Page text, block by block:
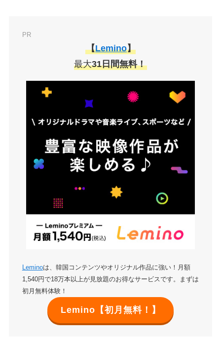
PR
【Lemino】
最大31日間無料！
Leminoは、韓国コンテンツやオリジナル作品に強い！月額
1,540円で18万本以上が見放題のお得なサービスです。まずは
初月無料体験！
Lemino【初月無料！】